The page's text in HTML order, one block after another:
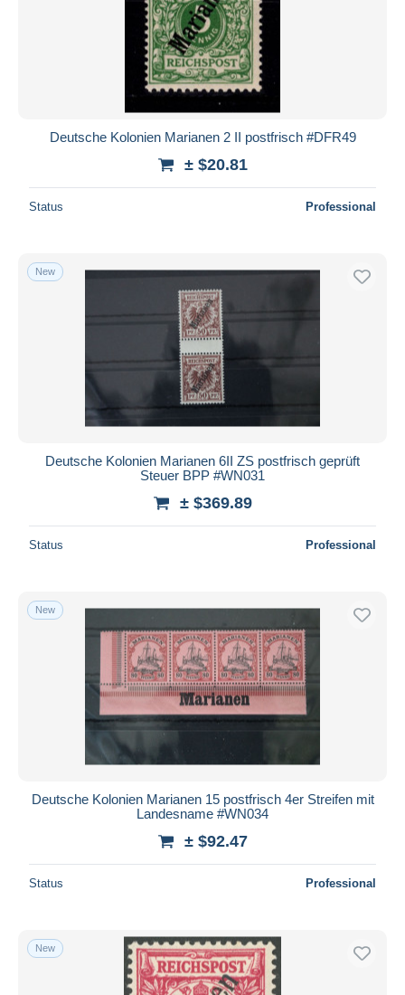
Deutsche Kolonien Marianen 2 II postfrisch #DFR49
± $20.81
Status Professional
New
Deutsche Kolonien Marianen 6II ZS postfrisch geprüft
Steuer BPP #WN031
± $369.89
Status Professional
New
Deutsche Kolonien Marianen 15 postfrisch 4er Streifen mit
Landesname #WN034
± $92.47
Status Professional
New